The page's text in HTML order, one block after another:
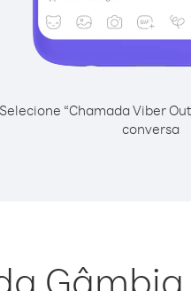
Selecione “Chamada Viber
conversa
Gâmbia